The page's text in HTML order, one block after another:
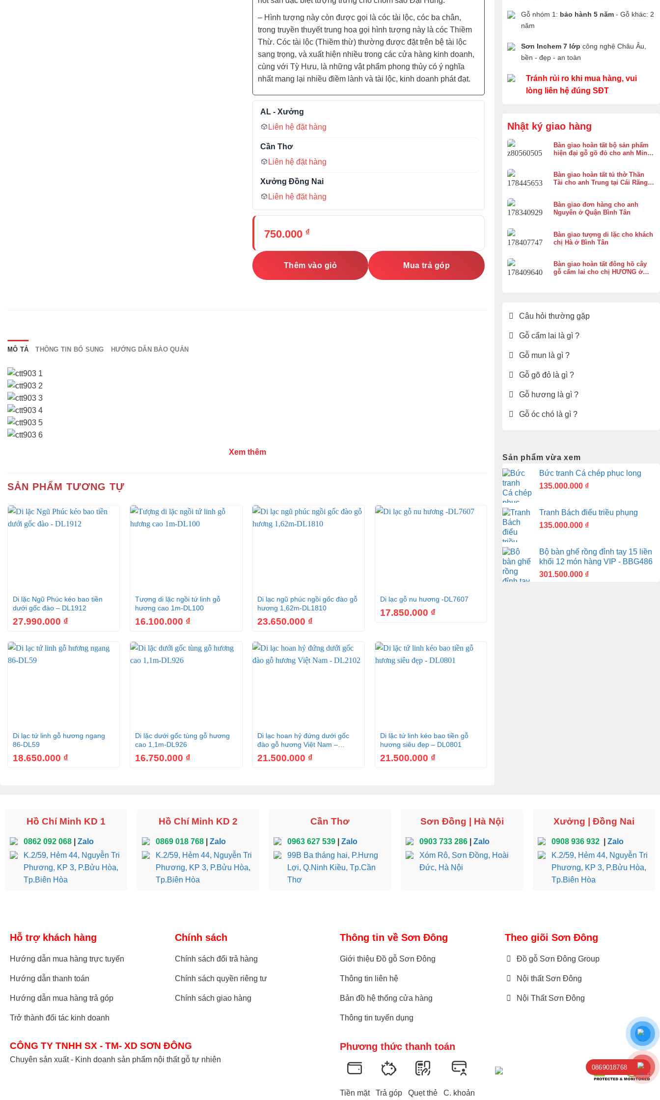
Gỗ nhóm 1: bảo hành 5 năm- Gỗ khác: 2
năm
Sơn Inchem 7 lớp công nghệ Châu Âu,
bền - đẹp - an toàn
Tránh rủi ro khi mua hàng, vui
lòng liên hệ đúng SĐT
Nhật ký giao hàng
Bàn giao hoàn tất bộ sản phẩm
hiện đại gỗ gõ đỏ cho anh Minh
Bàn giao hoàn tất tủ thờ Thần
Tài cho anh Trung tại Cái Răng,
Bàn giao đơn hàng cho anh
Nguyên ở Quận Bình Tân
Bàn giao tượng di lặc cho khách
chị Hà ở Bình Tân
Bàn giao hoàn tất đông hồ cây
gỗ cẩm lai cho chị HƯƠNG ở
Câu hỏi thường gặp
Gỗ cẩm lai là gì ?
Gỗ mun là gì ?
Gỗ gõ đỏ là gì ?
Gỗ hương là gì ?
Gỗ óc chó là gì ?
Sản phẩm vừa xem
Bức tranh Cá chép phục long
135.000.000 ₫
Tranh Bách điểu triều phụng
135.000.000 ₫
Bộ bàn ghế rồng đỉnh tay 15 liền
khối 12 món hàng VIP - BBG486
301.500.000 ₫
– Hình tượng này còn được gọi là cóc tài lộc, cóc ba chân,
trong truyền thuyết trung hoa gọi hình tượng này là cóc Thiềm
Thừ. Cóc tài lộc (Thiềm thừ) thường được đặt trên bệ tài lộc
sang trọng, và xuất hiện nhiều trong các cửa hàng kinh doanh,
cùng với Tỳ Hưu, là những vật phẩm phong thủy có ý nghĩa
nhất mang lại nhiều điềm lành và tài lộc, kinh doanh phát đạt.
AL - Xưởng
Liên hệ đặt hàng
Cần Thơ
Liên hệ đặt hàng
Xưởng Đồng Nai
Liên hệ đặt hàng
750.000 ₫
Thêm vào giỏ Mua trả góp
MÔ TẢ THÔNG TIN BỔ SUNG HƯỚNG DẪN BẢO QUẢN
Xem thêm
SẢN PHẨM TƯƠNG TỰ
Di lặc Ngũ Phúc kéo bao tiền
dưới gốc đào – DL1912
27.990.000 ₫
Tượng di lặc ngồi tứ linh gỗ
hương cao 1m-DL100
16.100.000 ₫
Di lạc ngũ phúc ngồi gốc đào gỗ
hương 1,62m-DL1810
23.650.000 ₫
Di lạc gỗ nu hương -DL7607
17.850.000 ₫
Di lạc tứ linh gỗ hương ngang
86-DL59
18.650.000 ₫
Di lặc dưới gốc tùng gỗ hương
cao 1,1m-DL926
16.750.000 ₫
Di lạc hoan hỷ đứng dưới gốc
đào gỗ hương Việt Nam –
DL2102
21.500.000 ₫
Di lặc tứ linh kéo bao tiền gỗ
hương siêu đẹp – DL0801
21.500.000 ₫
Hồ Chí Minh KD 1
0862 092 068| Zalo
K.2/59, Hẻm 44, Nguyễn Tri
Phương, KP 3, P.Bửu Hòa,
Tp.Biên Hòa
Hồ Chí Minh KD 2
0869 018 768| Zalo
K.2/59, Hẻm 44, Nguyễn Tri
Phương, KP 3, P.Bửu Hòa,
Tp.Biên Hòa
Cần Thơ
0963 627 539 |Zalo
99B Ba tháng hai, P.Hưng
Lợi, Q.Ninh Kiều, Tp.Cần
Thơ
Sơn Đồng | Hà Nội
0903 733 286 |Zalo
Xóm Rô, Sơn Đồng, Hoài
Đức, Hà Nội
Xưởng | Đồng Nai
0908 936 932
Zalo
K.2/59, Hẻm 44, Nguyễn Tri
Phương, KP 3, P.Bửu Hòa,
Tp.Biên Hòa
Hỗ trợ khách hàng
Hướng dẫn mua hàng trực tuyến
Hướng dẫn thanh toán
Hướng dẫn mua hàng trả góp
Trở thành đối tác kinh doanh
Chính sách
Chính sách đổi trả hàng
Chính sách quyền riêng tư
Chính sách giao hàng
Thông tin về Sơn Đông
Giới thiệu Đồ gỗ Sơn Đông
Thông tin liên hệ
Bản đồ hệ thống cửa hàng
Thông tin tuyển dụng
Theo giõi Sơn Đông
Đồ gỗ Sơn Đông Group
Nội thất Sơn Đông
Nội Thất Sơn Đông
CÔNG TY TNHH SX - TM- XD SƠN ĐÔNG
Chuyên sản xuất - Kinh doanh sản phẩm nội thất gỗ tự nhiên
Phương thức thanh toán
Tiền mặt Trả góp Quẹt thẻ C. khoản
0869018768